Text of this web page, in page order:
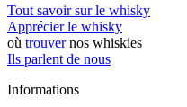
Tout savoir sur le whisky
Apprécier le whisky
où trouvernos whiskies
Ils parlent de nous
Informations